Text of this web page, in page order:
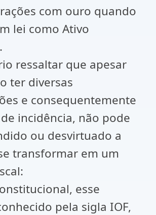
com ouro quando
lei como Ativo
ressaltar que apesar
ter diversas
e consequentemente
incidência, não pode
ou desvirtuado a
transformar em um
esse
pela sigla IOF,